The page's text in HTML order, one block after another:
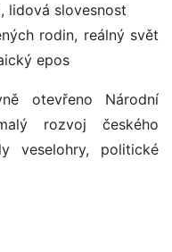
lidová slovesnost
rodin, reálný svět
epos
otevřeno Národní
rozvoj českého
veselohry, politické